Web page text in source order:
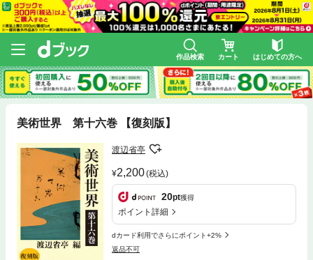
作品検索 カート はじめての方へ
美術世界 第十六巻 【復刻版】
渡辺省亭
2,200(税込)
20pt獲得
ポイント詳細
dカード利用でさらにポイント+2%
返品不可